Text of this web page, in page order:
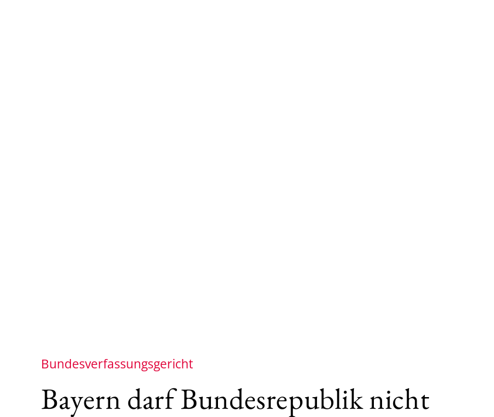
Bundesverfassungsgericht
Bayern darf Bundesrepublik nicht